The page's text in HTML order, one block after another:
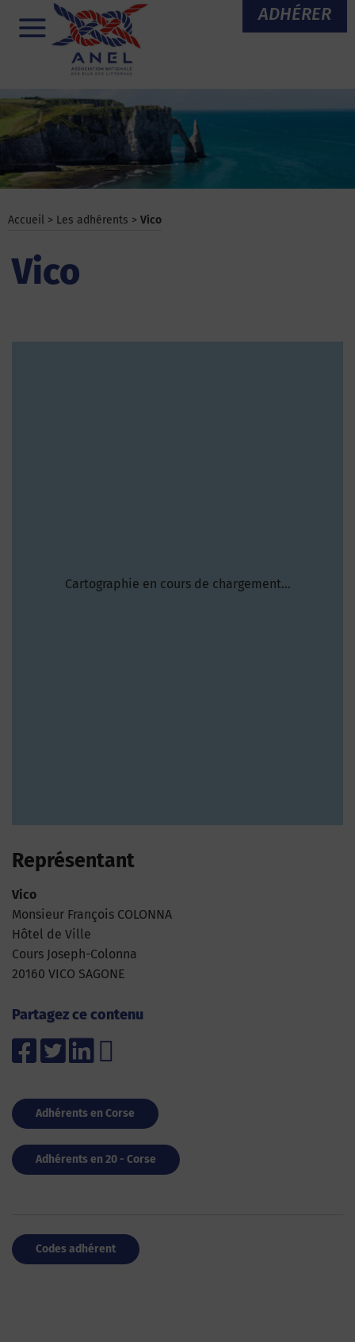
ADHÉRER
Menu
Accueil > Les adhérents > Vico
Vico
Cartographie en cours de chargement...
Représentant
Vico
Monsieur François COLONNA
Hôtel de Ville
Cours Joseph-Colonna
20160 VICO SAGONE
Partagez ce contenu
Adhérents en Corse
Adhérents en 20 - Corse
Codes adhérent